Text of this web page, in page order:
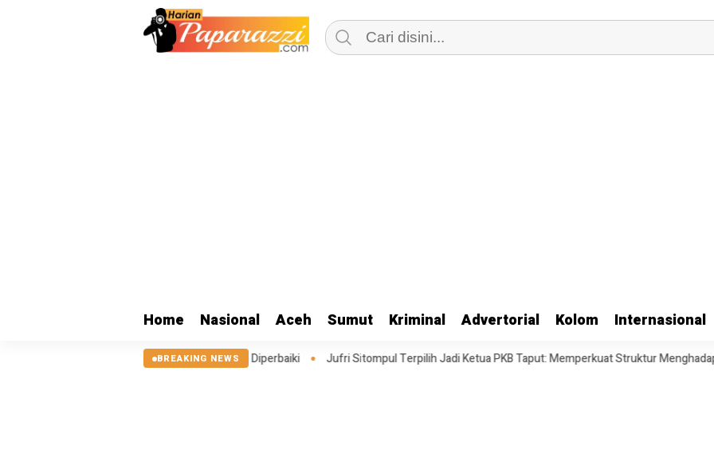
Home Nasional Aceh Sumut Kriminal Advertorial Kolom Internasional
BREAKING NEWS
di Siualuompu Taput Belum Diperbaiki Jufri Sitompul Terpilih Jadi Ketua PKB Taput: Memperkuat Struktur Menghadapi Pemilu Legislatif